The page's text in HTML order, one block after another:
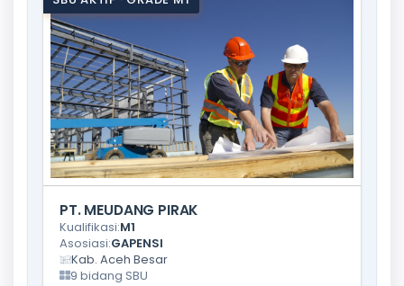
PT. MEUDANG PIRAK
Kualifikasi:M1
Asosiasi:GAPENSI
Kab. Aceh Besar
9 bidang SBU